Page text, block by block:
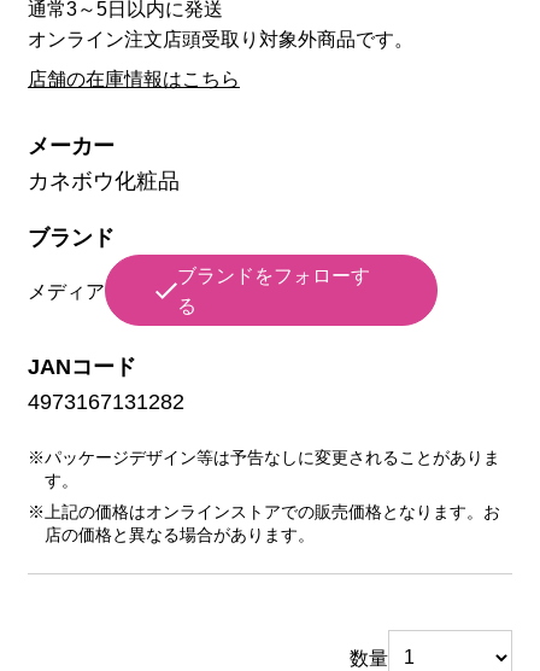
通常3～5日以内に発送
オンライン注文店頭受取り対象外商品です。
店舗の在庫情報はこちら
メーカー
カネボウ化粧品
ブランド
メディア
ブランドをフォローす
る
JANコード
4973167131282
※パッケージデザイン等は予告なしに変更されることがありま
す。
※上記の価格はオンラインストアでの販売価格となります。お
店の価格と異なる場合があります。
数量